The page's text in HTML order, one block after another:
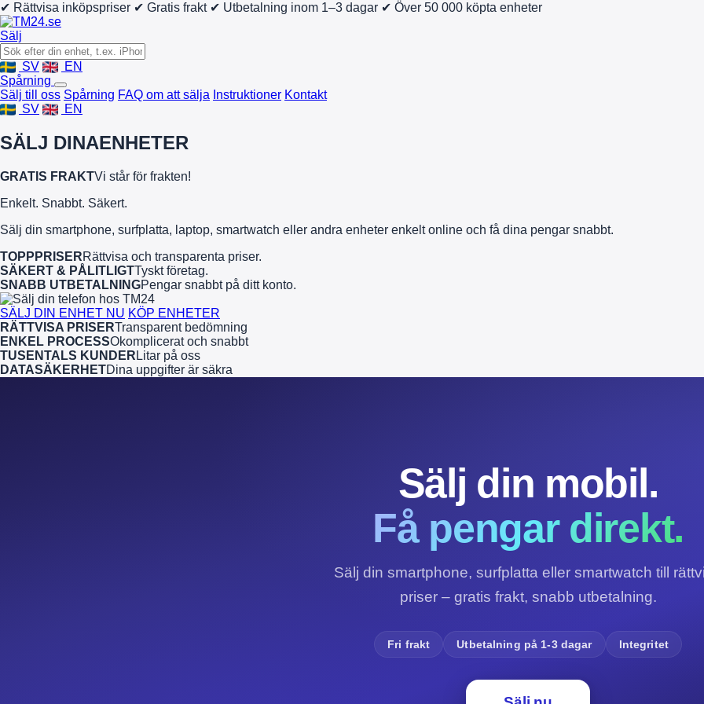
✔ Rättvisa inköpspriser ✔ Gratis frakt ✔ Utbetalning inom 1–3 dagar ✔ Över 50 000 köpta enheter
Sälj
SV
EN
Spårning
Sälj till oss Spårning FAQ om att sälja Instruktioner Kontakt
SV
EN
SÄLJ DINAENHETER
GRATIS FRAKTVi står för frakten!
Enkelt. Snabbt. Säkert.
Sälj din smartphone, surfplatta, laptop, smartwatch eller andra enheter enkelt online och få dina pengar snabbt.
TOPPPRISERRättvisa och transparenta priser.
SÄKERT & PÅLITLIGTTyskt företag.
SNABB UTBETALNINGPengar snabbt på ditt konto.
SÄLJ DIN ENHET NU KÖP ENHETER
RÄTTVISA PRISERTransparent bedömning
ENKEL PROCESSOkomplicerat och snabbt
TUSENTALS KUNDER Litar på oss
DATASÄKERHETDina uppgifter är säkra
Sälj din mobil.
Få pengar direkt.
Sälj din smartphone, surfplatta eller smartwatch till
priser – gratis frakt, snabb utbetalning.
Fri frakt Utbetalning på 1-3 dagar Integritet